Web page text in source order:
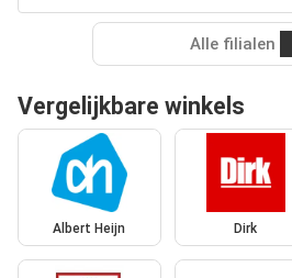
Alle filialen
Vergelijkbare winkels
Albert Heijn Dirk